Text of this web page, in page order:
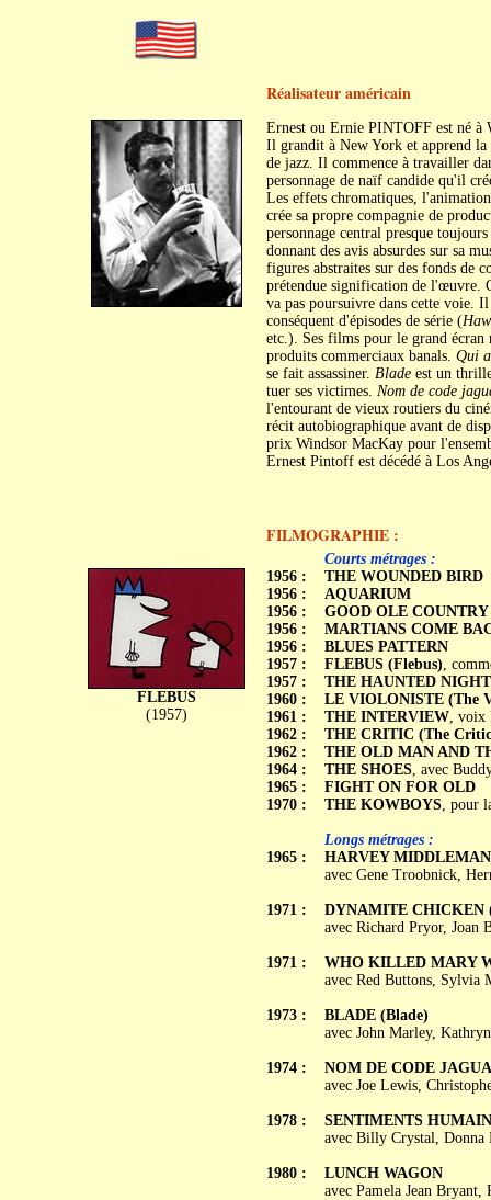
Réalisateur américain
Ernest ou Ernie PINTOFF est né à
Il grandit à New York et apprend la
de jazz. Il commence à travailler
personnage de naïf candide qu'il
Les effets chromatiques,
crée sa propre compagnie de
personnage central presque
donnant des avis absurdes sur sa
figures abstraites sur des fonds de
prétendue signification de l'œuvre.
va pas poursuivre dans cette voie.
conséquent d'épisodes de série (
etc.). Ses films pour le grand écran
produits commerciaux banals. Qui
se fait assassiner. Bladeest un
tuer ses victimes. Nom de code
l'entourant de vieux routiers du
récit autobiographique avant de
prix Windsor MacKay pour
Ernest Pintoff est décédé à Los
FILMOGRAPHIE :
FLEBUS
(1957)
1956 :
1956 :
1956 :
1956 :
1956 :
1957 :
1957 :
1960 :
1961 :
1962 :
1962 :
1964 :
1965 :
1970 :
1965 :
1971 :
1971 :
1973 :
1974 :
1978 :
1980 :
Courts métrages :
THE WOUNDED BIRD
AQUARIUM
GOOD OLE
MARTIANS COME
BLUES PATTERN
FLEBUS (Flebus),
THE HAUNTED NIGHT
LE VIOLONISTE (The
THE INTERVIEW, voix
THE CRITIC (The
THE OLD MAN AND
THE SHOES, avec
FIGHT ON FOR OLD
THE KOWBOYS, pour
Longs métrages :
HARVEY
avec Gene Troobnick,
DYNAMITE CHICKEN
avec Richard Pryor, Joan
WHO KILLED MARY
avec Red Buttons, Sylvia
BLADE (Blade)
avec John Marley,
NOM DE CODE
avec Joe Lewis,
SENTIMENTS
avec Billy Crystal, Donna
LUNCH WAGON
avec Pamela Jean Bryant,